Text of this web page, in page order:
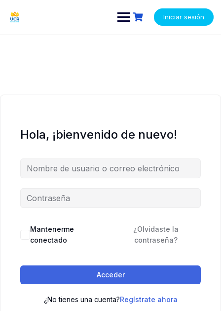
contenido
Iniciar sesión
Hola, ¡bienvenido de nuevo!
Mantenerme
conectado
¿Olvidaste la
contraseña?
Acceder
¿No tienes una cuenta?Regístrate ahora